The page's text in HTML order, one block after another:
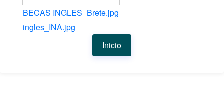
BECAS INGLES_Brete.jpg
ingles_INA.jpg
Inicio